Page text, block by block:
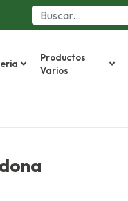
Productos
Varios